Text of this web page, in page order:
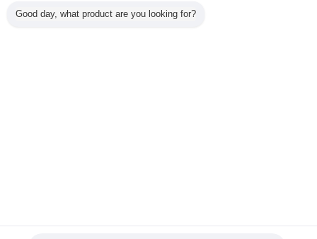
Good day, what product are you looking for?